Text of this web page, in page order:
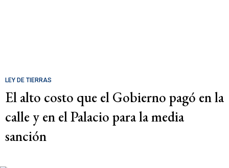
LEY DE TIERRAS
El alto costo que el Gobierno pagó en la
calle y en el Palacio para la media
sanción